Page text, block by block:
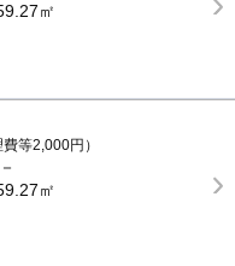
㎡
費等2,000円）
㎡